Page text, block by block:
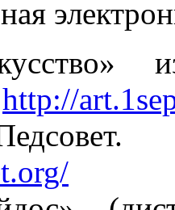
http://